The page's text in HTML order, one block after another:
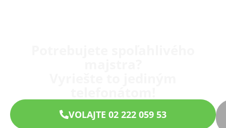
VOLAJTE 02 222 059 53